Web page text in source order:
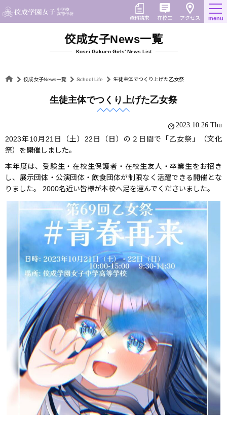
to
content
アクセス
在校生
資料請求 menu
佼成女子News一覧
Kosei Gakuen Girls' News List
佼成女子News一覧 School Life 生徒主体でつくり上げた乙女祭
生徒主体でつくり上げた乙女祭
2023.10.26 Thu
2023年10月21日（土）22日（日）の２日間で「乙女祭」（文化
祭）を開催しました。
本年度は、受験生・在校生保護者・在校生友人・卒業生をお招き
し、展示団体・公演団体・飲食団体が制限なく活躍できる開催とな
りました。 2000名近い皆様が本校へ足を運んでくださいました。